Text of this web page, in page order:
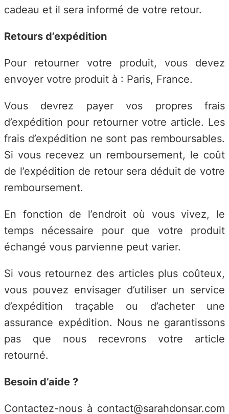
cadeau et il sera informé de votre retour.
Retours d’expédition
Pour retourner votre produit, vous devez
envoyer votre produit à : Paris, France.
Vous devrez payer vos propres frais
d’expédition pour retourner votre article. Les
frais d’expédition ne sont pas remboursables.
Si vous recevez un remboursement, le coût
de l’expédition de retour sera déduit de votre
remboursement.
En fonction de l’endroit où vous vivez, le
temps nécessaire pour que votre produit
échangé vous parvienne peut varier.
Si vous retournez des articles plus coûteux,
vous pouvez envisager d’utiliser un service
d’expédition traçable ou d’acheter une
assurance expédition. Nous ne garantissons
pas que nous recevrons votre article
retourné.
Besoin d’aide ?
Contactez-nous à contact@sarahdonsar.com